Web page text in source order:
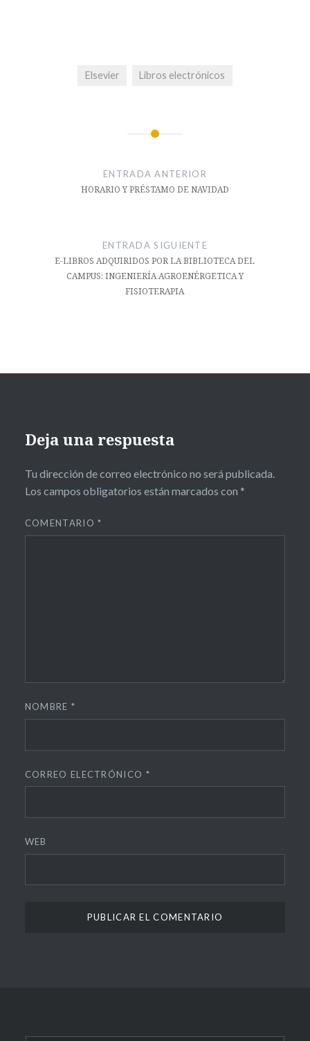
Elsevier Libros electrónicos
ENTRADA ANTERIOR
HORARIO Y PRÉSTAMO DE NAVIDAD
ENTRADA SIGUIENTE
E-LIBROS ADQUIRIDOS POR LA BIBLIOTECA DEL
CAMPUS: INGENIERÍA AGROENÉRGETICA Y
FISIOTERAPIA
Deja una respuesta
Tu dirección de correo electrónico no será publicada.
Los campos obligatorios están marcados con *
COMENTARIO*
NOMBRE *
CORREO ELECTRÓNICO *
WEB